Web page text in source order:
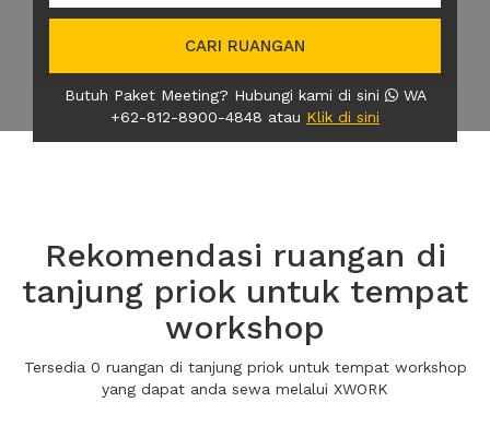
CARI RUANGAN
Butuh Paket Meeting? Hubungi kami di sini
WA
+62-812-8900-4848 atau Klik di sini
Rekomendasi ruangan di
tanjung priok untuk tempat
workshop
Tersedia 0 ruangan di tanjung priok untuk tempat workshop
yang dapat anda sewa melalui XWORK